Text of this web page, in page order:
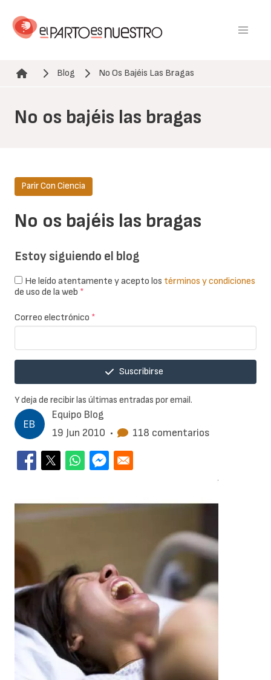
contenido
Ruta de navegación
Blog No Os Bajéis Las Bragas
No os bajéis las bragas
Equipo Blog
19 Jun 2010 • 118 comentarios
No os bajéis las bragas
Parir Con Ciencia
Estoy siguiendo el blog
He leído atentamente y acepto los términos y condiciones
de uso de la web *
Correo electrónico *
Suscribirse
Y deja de recibir las últimas entradas por email.